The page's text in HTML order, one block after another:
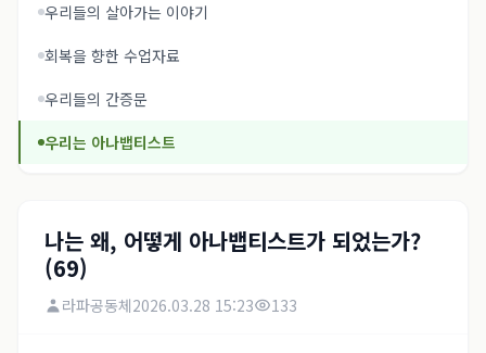
우리들의 살아가는 이야기
회복을 향한 수업자료
우리들의 간증문
우리는 아나뱁티스트
나는 왜, 어떻게 아나뱁티스트가 되었는가?
(69)
라파공동체2026.03.28 15:23 133